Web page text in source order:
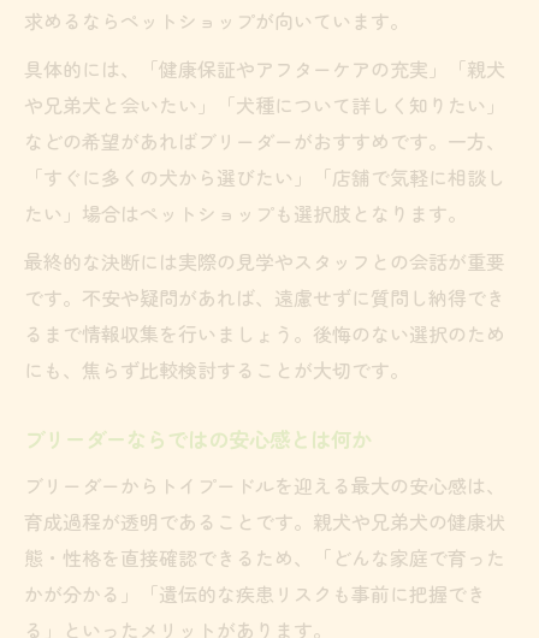
求めるならペットショップが向いています。
具体的には、「健康保証やアフターケアの充実」「親犬
や兄弟犬と会いたい」「犬種について詳しく知りたい」
などの希望があればブリーダーがおすすめです。一方、
「すぐに多くの犬から選びたい」「店舗で気軽に相談し
たい」場合はペットショップも選択肢となります。
最終的な決断には実際の見学やスタッフとの会話が重要
です。不安や疑問があれば、遠慮せずに質問し納得でき
るまで情報収集を行いましょう。後悔のない選択のため
にも、焦らず比較検討することが大切です。
ブリーダーならではの安心感とは何か
ブリーダーからトイプードルを迎える最大の安心感は、
育成過程が透明であることです。親犬や兄弟犬の健康状
態・性格を直接確認できるため、「どんな家庭で育った
かが分かる」「遺伝的な疾患リスクも事前に把握でき
る」といったメリットがあります。